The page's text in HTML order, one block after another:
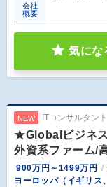
会社
概要
気にな
NEW ITコンサルタント
★Globalビジネ
外資系ファーム/
900万円～1499万円
ヨーロッパ（イギリス